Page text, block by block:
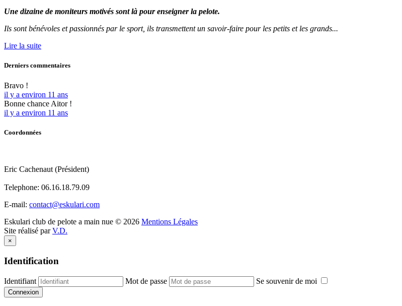
Une dizaine de moniteurs motivés sont là pour enseigner la pelote.
Ils sont bénévoles et passionnés par le sport, ils transmettent un savoir-faire pour les petits et les grands...
Lire la suite
Derniers commentaires
Bravo !
il y a environ 11 ans
Bonne chance Aitor !
il y a environ 11 ans
Coordonnées
Eric Cachenaut (Président)
Telephone: 06.16.18.79.09
E-mail: contact@eskulari.com
Eskulari club de pelote a main nue © 2026 Mentions Légales
Site réalisé parV.D.
×
Identification
Identifiant Mot de passe Se souvenir de moi
Connexion